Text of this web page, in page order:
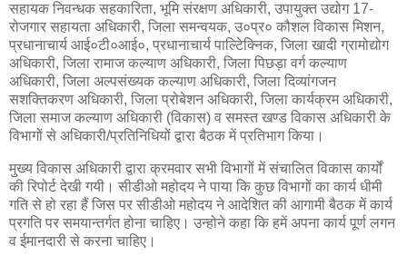
सहायक निवन्धक सहकारिता, भूमि संरक्षण अधिकारी, उपायुक्त उद्योग 17-
रोजगार सहायता अधिकारी, जिला समन्वयक, उ०प्र० कौशल विकास मिशन,
प्रधानाचार्य आई०टी०आई०, प्रधानाचार्य पाल्टेिक्निक, जिला खादी ग्रामोद्योग
अधिकारी, जिला रामाज कल्याण अधिकारी, जिला पिछड़ा वर्ग कल्याण
अधिकारी, जिला अल्पसंख्यक कल्याण अधिकारी, जिला दिव्यांगजन
सशक्तिकरण अधिकारी, जिला प्रोबेशन अधिकारी, जिला कार्यक्रम अधिकारी,
जिला समाज कल्याण अधिकारी (विकास) व समस्त खण्ड विकास अधिकारी के
विभागों से अधिकारी/प्रतिनिधियों द्वारा बैठक में प्रतिभाग किया।
मुख्य विकास अधिकारी द्वारा क्रमवार सभी विभागों में संचालित विकास कार्यों
की रिपोर्ट देखी गयी। सीडीओ महोदय ने पाया कि कुछ विभागों का कार्य धीमी
गति से हो रहा हैं जिस पर सीडीओ महोदय ने आदेशित की आगामी बैठक में कार्य
प्रगति पर समयान्तर्गत होना चाहिए। उन्होने कहा कि हमें अपना कार्य पूर्ण लगन
व ईमानदारी से करना चाहिए।